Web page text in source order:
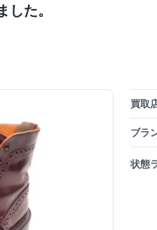
た。
買取
ブラ
状態